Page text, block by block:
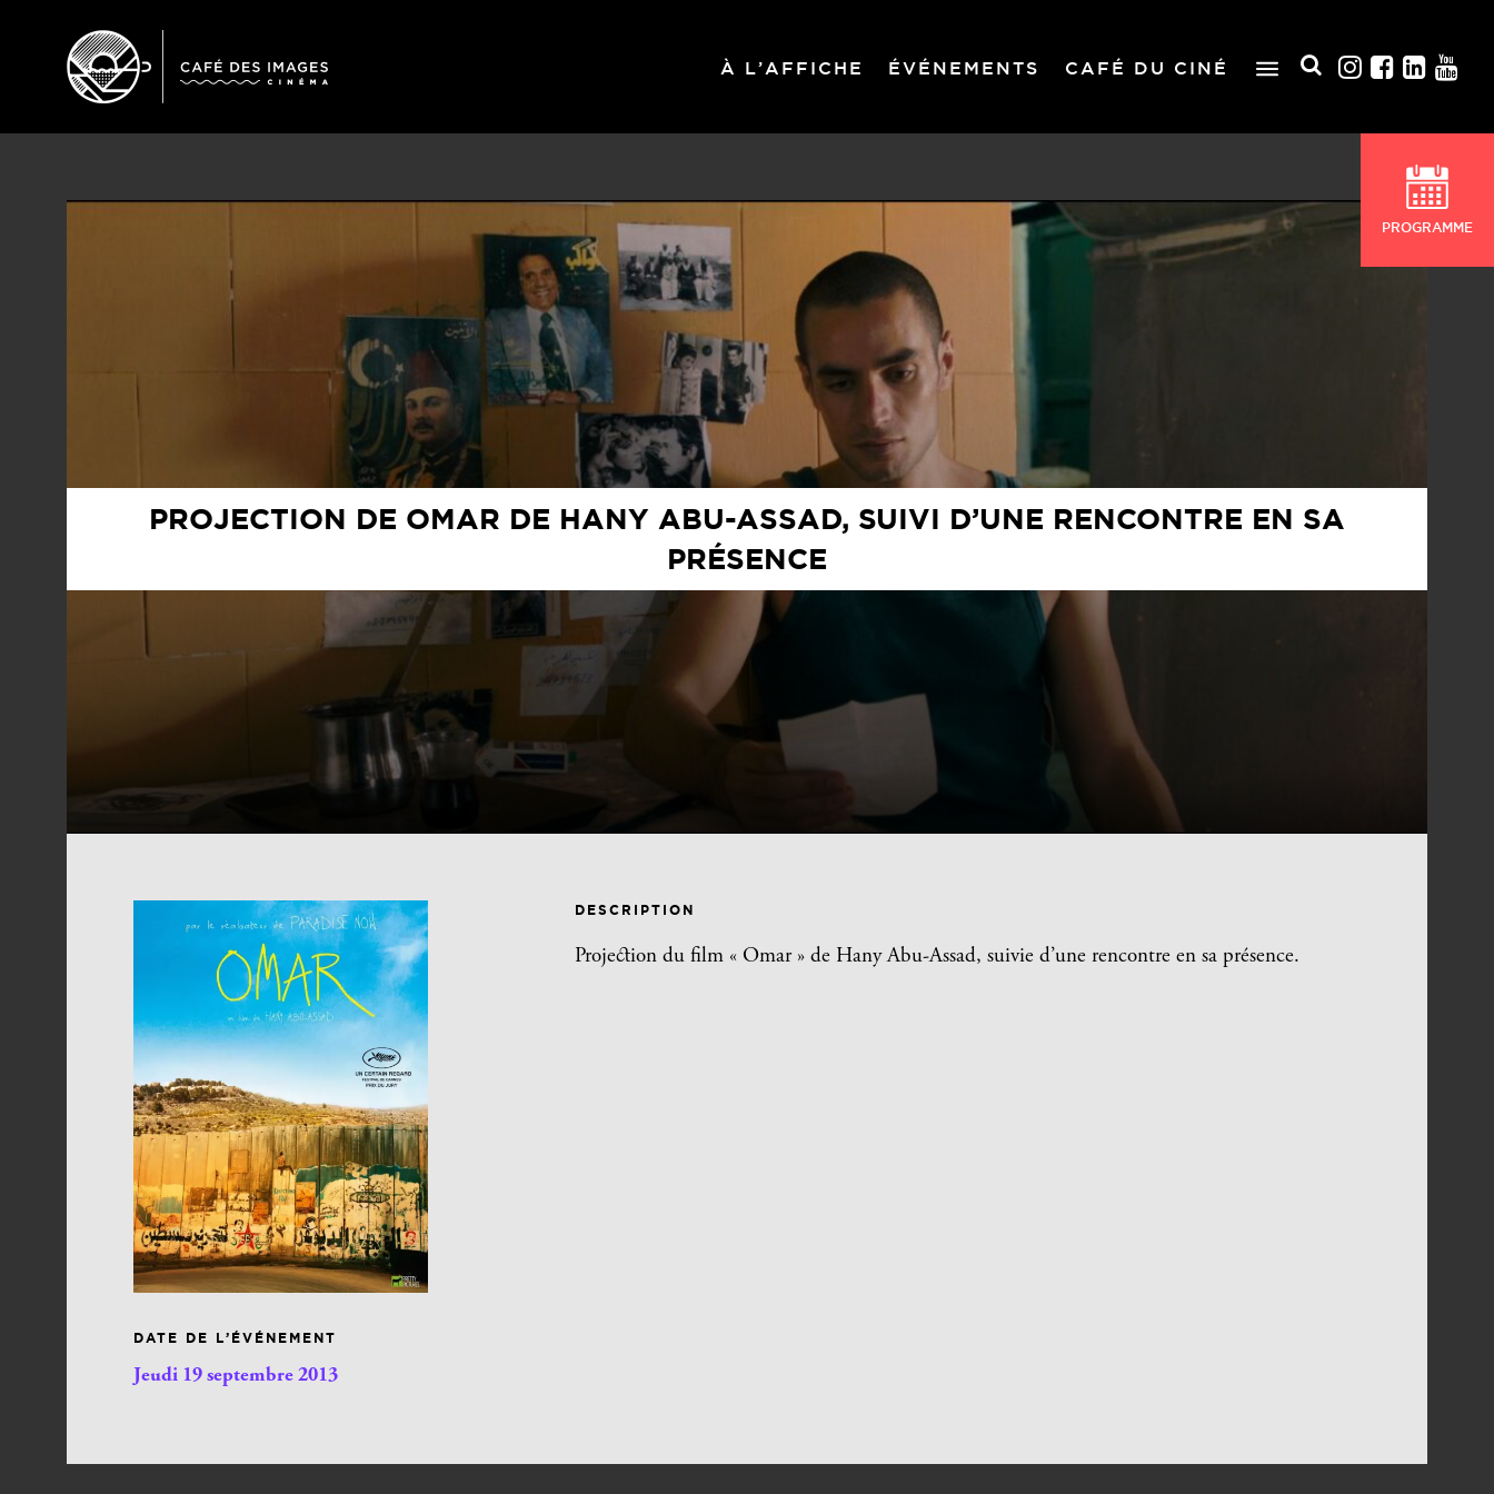
À L’AFFICHE ÉVÉNEMENTS CAFÉ DU CINÉ
PROGRAMME
PROJECTION DE OMAR DE HANY ABU-ASSAD, SUIVI D’UNE RENCONTRE EN SA
PRÉSENCE
DATE DE L’ÉVÉNEMENT
Jeudi 19 septembre 2013
DESCRIPTION
Projection du film « Omar » de Hany Abu-Assad, suivie d’une rencontre en sa présence.